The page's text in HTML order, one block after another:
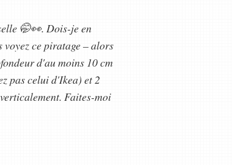
🤭👀. Dois-je en
voyez ce piratage – alors
d'au moins 10 cm
pas celui d'Ikea) et 2
Faites-moi